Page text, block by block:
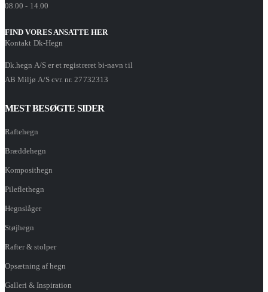
08.00 - 14.00
FIND VORES ANSATTE HER
Kontakt Dk-Hegn
Dk.hegn A/S er et registreret bi-navn til
AB Miljø A/S cvr. nr. 27732313
MEST BESØGTE SIDER
Raftehegn
Bræddehegn
Komposithegn
Pileflethegn
Hegnslåger
Støjhegn
Rafter & stolper
Opsætning af hegn
Galleri & Inspiration